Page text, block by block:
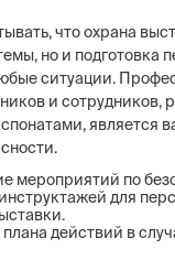
что охрана
но и подготовка
ситуации.
и сотрудников,
является
мероприятий по
для
действий в